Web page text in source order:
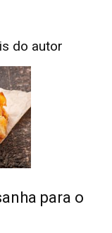
do autor
para o